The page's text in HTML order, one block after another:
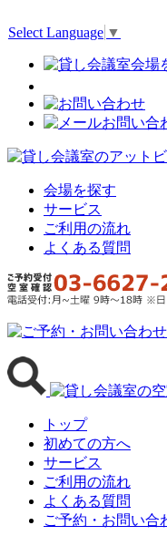
Select Language ▼
会場を探す
サービス
ご利用の流れ
よくある質問
トップ
初めての方へ
サービス
ご利用の流れ
よくある質問
ご予約・お問い合